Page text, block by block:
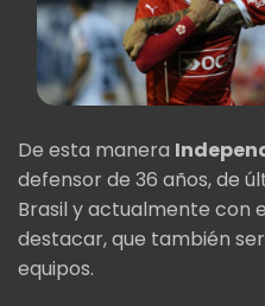
De esta manera
defensor de 36 años, de
Brasil y actualmente con
destacar, que también
equipos.